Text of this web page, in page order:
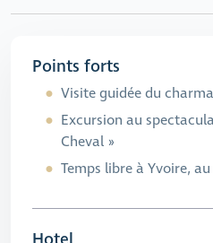
Points forts
Visite guidée du
Excursion au
Cheval »
Temps libre à Yvoire,